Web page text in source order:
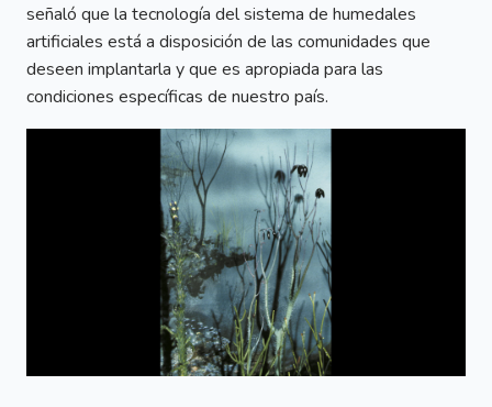
señaló que la tecnología del sistema de humedales
artificiales está a disposición de las comunidades que
deseen implantarla y que es apropiada para las
condiciones específicas de nuestro país.